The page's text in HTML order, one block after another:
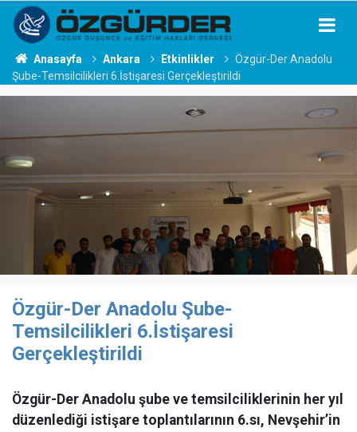
Anasayfa Ankara Etkinlikler
Özgür-Der Anadolu
Şube-Temsilcilikleri 6.İstişaresi Gerçekleştirildi
Özgür-Der Anadolu Şube-
Temsilcilikleri 6.İstişaresi
Gerçekleştirildi
Özgür-Der Anadolu şube ve temsilciliklerinin her yıl
düzenlediği istişare toplantılarının 6.sı, Nevşehir’in